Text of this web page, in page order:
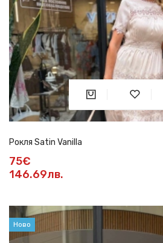
Рокля Satin Vanilla
75€
146.69лв.
Ново